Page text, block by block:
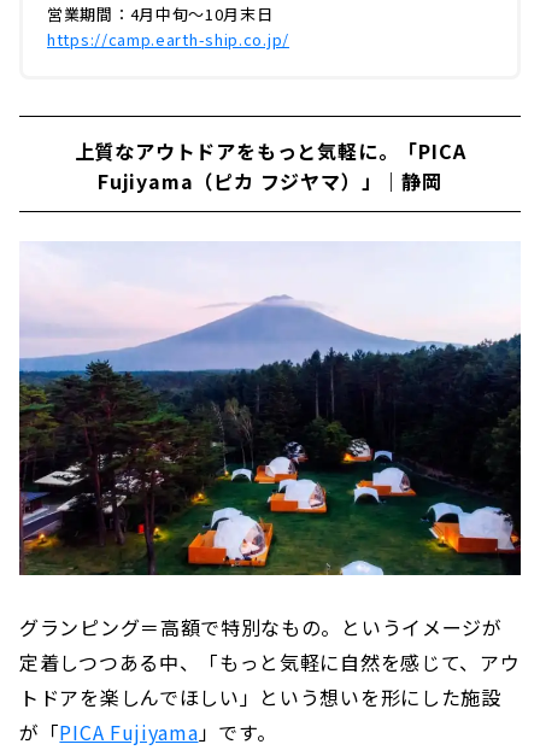
のも魅力です。今回は実際に編集部が宿泊して
きました。アースシップの魅力をユーザ...
営業期間：4月中旬～10月末日
https://camp.earth-ship.co.jp/
上質なアウトドアをもっと気軽に。「PICA
Fujiyama（ピカ フジヤマ）」｜静岡
グランピング＝高額で特別なもの。というイメージが
定着しつつある中、「もっと気軽に自然を感じて、アウ
トドアを楽しんでほしい」という想いを形にした施設
が「PICA Fujiyama」です。